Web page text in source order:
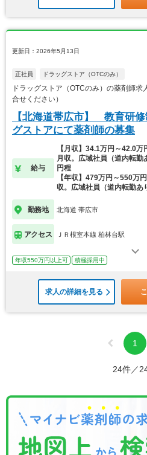
更新日：2026年5月13日
正社員 ドラッグストア（OTCのみ）
ドラッグストア（OTCのみ）の薬剤師
合せください）
【北海道帯広市】 教育研
グストアにて薬剤師の募集
給与
【月収】34.1万円～42.0
月収。広域社員（道内転
円程
【年収】479万円～550万
収。広域社員（道内転勤
勤務地 北海道 帯広市
アクセス ＪＲ根室本線 柏林台駅
年収550万円以上可 積極採用中
求人の詳細を見る
1
24件／